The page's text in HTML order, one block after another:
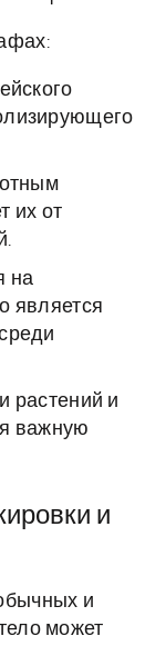
их от
на
является
растений и
важную
и
и
может